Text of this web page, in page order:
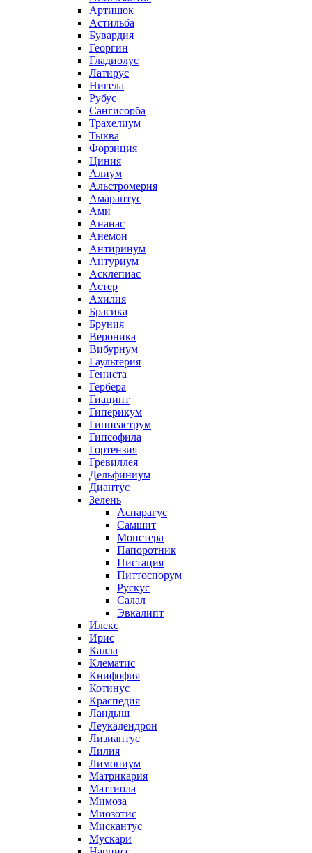
Артишок
Астильба
Бувардия
Георгин
Гладиолус
Латирус
Нигела
Рубус
Сангисорба
Трахелиум
Тыква
Форзиция
Циния
Алиум
Альстромерия
Амарантус
Ами
Ананас
Анемон
Антиринум
Антуриум
Асклепиас
Астер
Ахилия
Брасика
Бруния
Вероника
Вибурнум
Гаультерия
Гениста
Гербера
Гиацинт
Гиперикум
Гиппеаструм
Гипсофила
Гортензия
Гревиллея
Дельфиниум
Диантус
Зелень
Аспарагус
Самшит
Монстера
Папоротник
Пистация
Питтоспорум
Рускус
Салал
Эвкалипт
Илекс
Ирис
Калла
Клематис
Книфофия
Котинус
Краспедия
Ландыш
Леукадендрон
Лизиантус
Лилия
Лимониум
Матрикария
Маттиола
Мимоза
Миозотис
Мискантус
Мускари